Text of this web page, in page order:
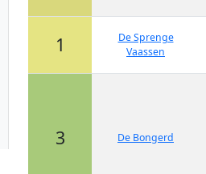
1
De Sprenge
Vaassen
3 De Bongerd